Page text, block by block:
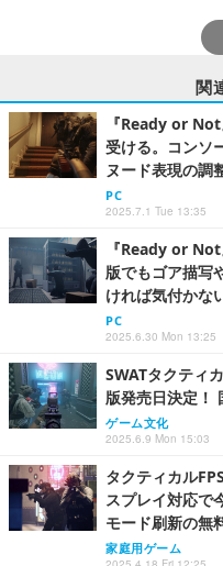
関
『Ready or
受ける。コンソ
ヌード表現の調
PC
2025.7.1 Tue 13:35
『Ready or
版でもゴア描写
ければ気付かな
PC
2025.6.30 Mon 13:25
SWATタクティ
版発売日決定！
ゲーム文化
2025.6.9 Mon 15:03
タクティカル
スプレイ対応で
モード刷新の無
家庭用ゲーム